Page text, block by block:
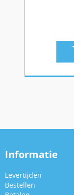
Informatie
Levertijden
Bestellen